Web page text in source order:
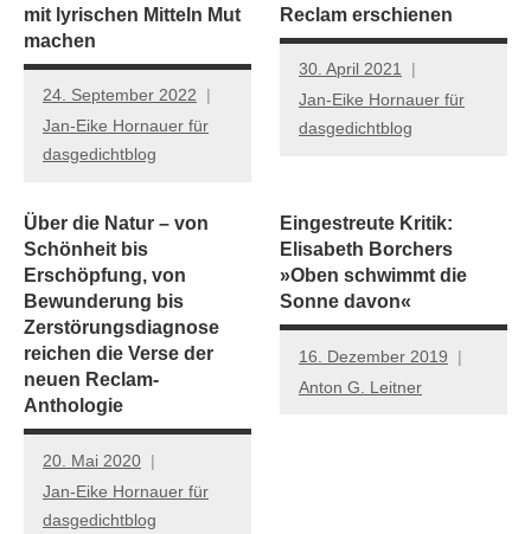
mit lyrischen Mitteln Mut
machen
24. September 2022
Jan-Eike Hornauer für
dasgedichtblog
Reclam erschienen
30. April 2021
Jan-Eike Hornauer für
dasgedichtblog
Über die Natur – von
Schönheit bis
Erschöpfung, von
Bewunderung bis
Zerstörungsdiagnose
reichen die Verse der
neuen Reclam-
Anthologie
20. Mai 2020
Jan-Eike Hornauer für
dasgedichtblog
Eingestreute Kritik:
Elisabeth Borchers
»Oben schwimmt die
Sonne davon«
16. Dezember 2019
Anton G. Leitner